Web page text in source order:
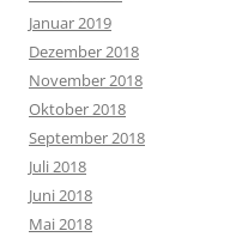
Januar 2019
Dezember 2018
November 2018
Oktober 2018
September 2018
Juli 2018
Juni 2018
Mai 2018